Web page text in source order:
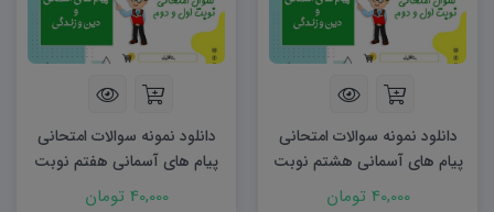
دانلود نمونه سوالات امتحانی
پیام های آسمانی هشتم نوبت
40,000 تومان
دانلود نمونه سوالات امتحانی
پیام های آسمانی هفتم نوبت
40,000 تومان